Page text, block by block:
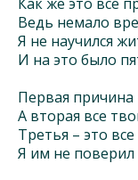
Ведь немало
Я не научился
И на это было
Первая причина
А вторая все
Третья – это
Я им не поверил